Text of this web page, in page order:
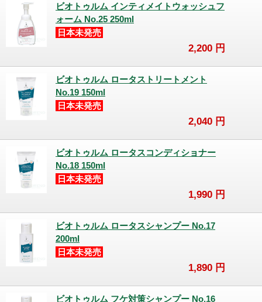
ビオトゥルム インティメイトウォッシュフ
ォーム No.25 250ml
日本未発売
2,200 円
ビオトゥルム ロータストリートメント
No.19 150ml
日本未発売
2,040 円
ビオトゥルム ロータスコンディショナー
No.18 150ml
日本未発売
1,990 円
ビオトゥルム ロータスシャンプー No.17
200ml
日本未発売
1,890 円
ビオトゥルム フケ対策シャンプー No.16